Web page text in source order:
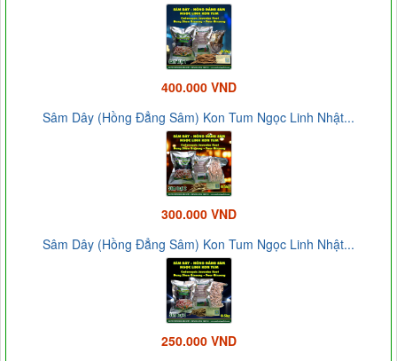
400.000 VND
Sâm Dây (Hồng Đẳng Sâm) Kon Tum Ngọc Linh Nhật...
300.000 VND
Sâm Dây (Hồng Đẳng Sâm) Kon Tum Ngọc Linh Nhật...
250.000 VND